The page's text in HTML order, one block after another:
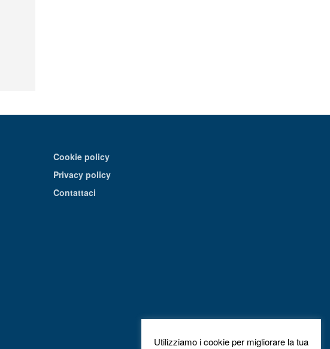
Cookie policy
Privacy policy
Contattaci
Utilizziamo i cookie per migliorare la tua